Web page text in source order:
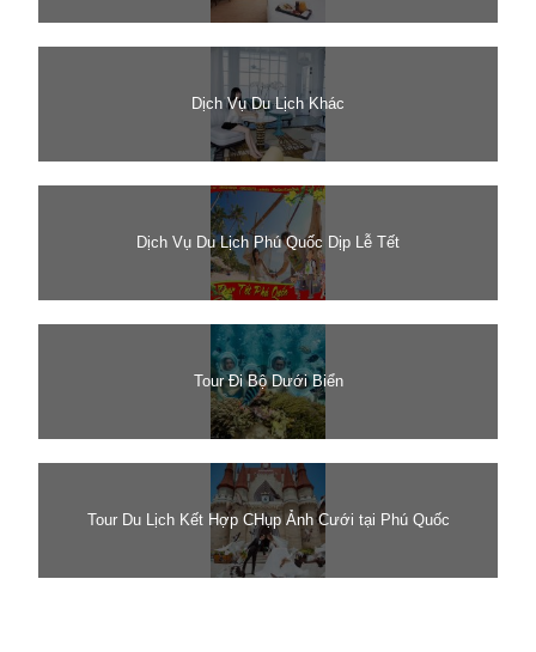
Dịch Vụ Du Lịch Khác
Dịch Vụ Du Lịch Phú Quốc Dịp Lễ Tết
Tour Đi Bộ Dưới Biển
Tour Du Lịch Kết Hợp CHụp Ảnh Cưới tại Phú Quốc